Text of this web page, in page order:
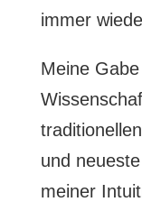
immer
Meine
und
meiner